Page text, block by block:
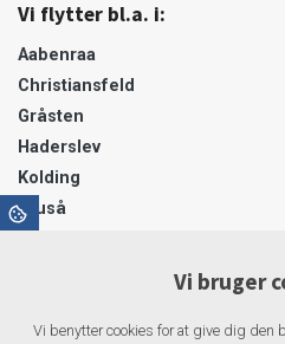
Vi flytter bl.a. i:
Aabenraa
Christiansfeld
Gråsten
Haderslev
Kolding
Kruså
Tinglev
Vi bruger
Vi benytter cookies for at give dig den